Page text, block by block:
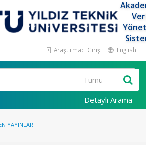
Araştırmacı Girişi English
Detaylı Arama
YAYINLAR